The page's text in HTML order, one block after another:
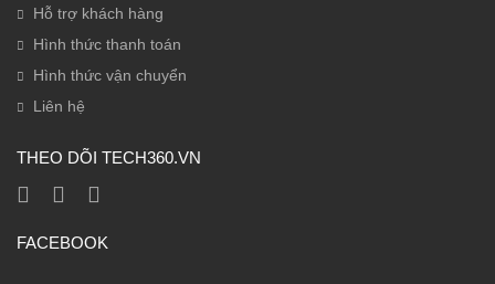
Hỗ trợ khách hàng
Hình thức thanh toán
Hình thức vận chuyển
Liên hệ
THEO DÕI TECH360.VN
FACEBOOK